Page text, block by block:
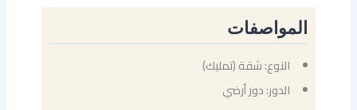
المواصفات
النوع: شقة (تمليك)
الدور: دور أرضي